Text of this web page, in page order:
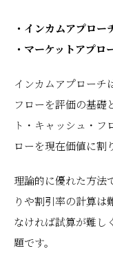
・インカムアプロー
・マーケットアプロ
インカムアプローチ
フローを評価の基礎
ト・キャッシュ・フ
ローを現在価値に割
理論的に優れた方法
りや割引率の計算は
なければ試算が難し
題です。